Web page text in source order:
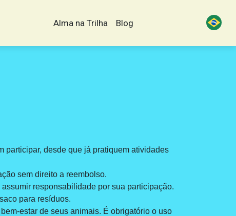
Alma na Trilha Blog
participar, desde que já pratiquem atividades
sem direito a reembolso.
responsabilidade por sua participação.
para resíduos.
estar de seus animais. É obrigatório o uso